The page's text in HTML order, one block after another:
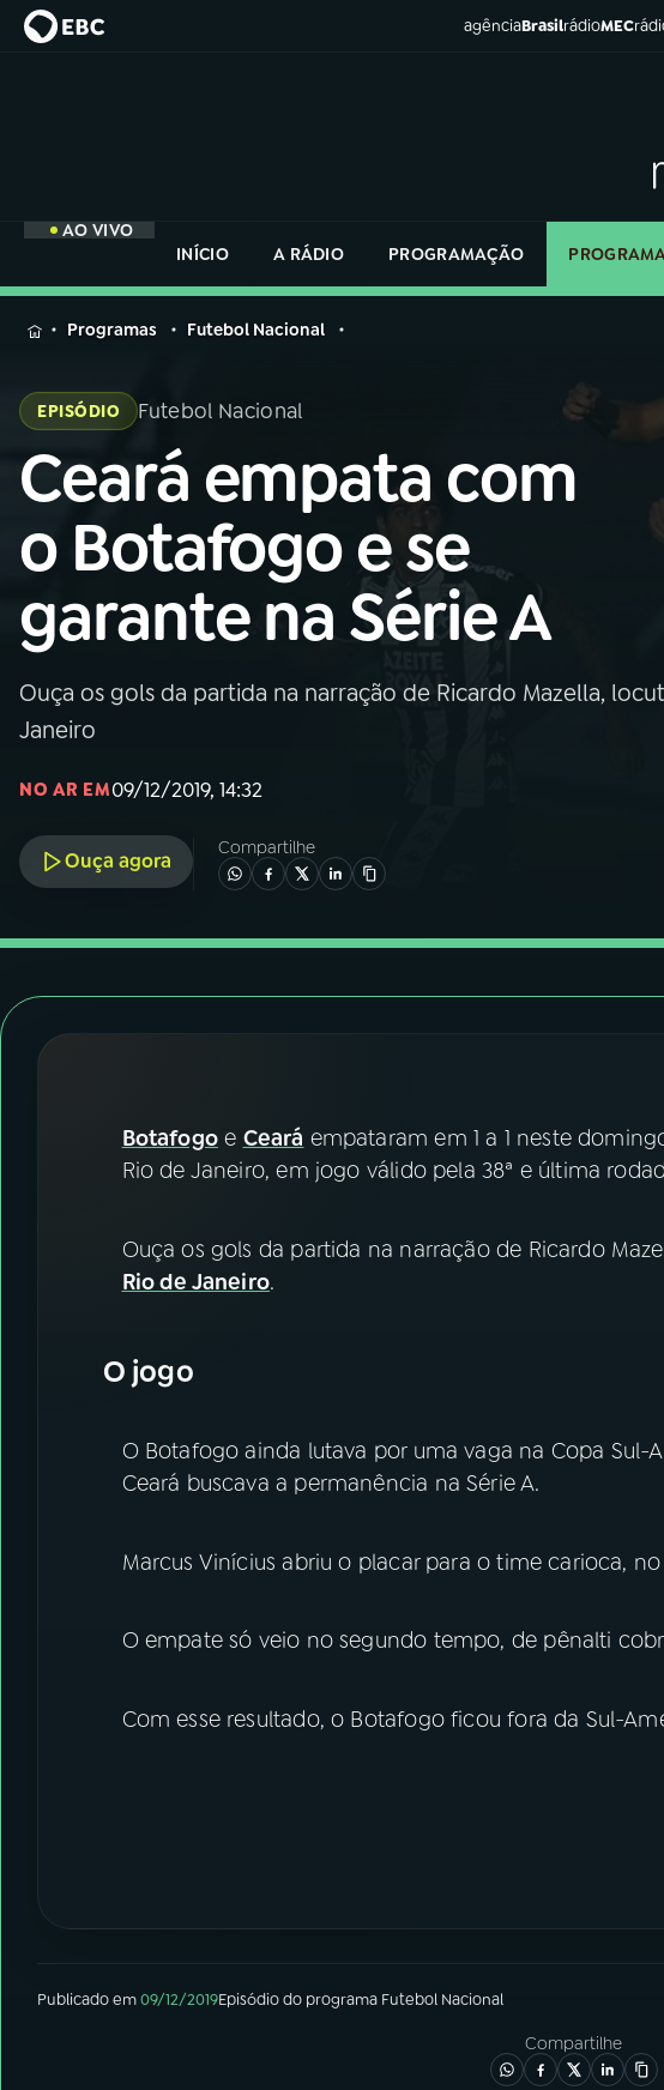
agênciaBrasilrádioMEC
AO VIVO
INÍCIO
A RÁDIO PROGRAMAÇÃO
MENU
Buscar
na
Rádio
Nacional
AO VIVO
01 INÍCIO
A RÁDIO
04PROGRAMAS
06VIDEOCASTS
FESTIVAL DE MÚSICA
YouTube
na
Rádio
Programas Futebol Nacional
EPISÓDIO Futebol Nacional
Ceará empata com
o Botafogo e se
garante na Série A
Ouça os gols da partida na narração de Ricardo Mazella,
Janeiro
NO AR EM09/12/2019, 14:32
Ouça agora
Compartilhe
Botafogoe Ceará empataram em 1 a 1 neste
Rio de Janeiro, em jogo válido pela 38ª e última
Ouça os gols da partida na narração de Ricardo
Rio de Janeiro.
O jogo
O Botafogo ainda lutava por uma vaga na Copa Sul-
Ceará buscava a permanência na Série A.
Marcus Vinícius abriu o placar para o time carioca,
O empate só veio no segundo tempo, de pênalti
Com esse resultado, o Botafogo ficou fora da Sul-
Publicado em09/12/2019Episódiodo programa Futebol Nacional
Compartilhe